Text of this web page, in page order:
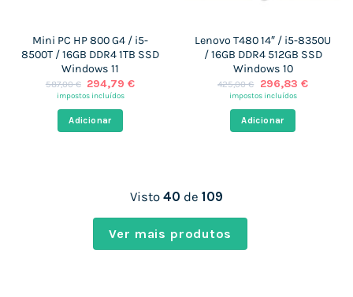
Mini PC HP 800 G4 / i5-
8500T / 16GB DDR4 1TB SSD
Windows 11
587,00€ O
preço
era:
587,00 €.
294,79€O
impostos incluídos
Adicionar
Lenovo T480 14″ / i5-8350U
/ 16GB DDR4 512GB SSD
Windows 10
425,00€
O
preço
era:
425,00 €.
296,83 €O
impostos incluídos
Adicionar
Visto 40 de 109
Ver mais produtos